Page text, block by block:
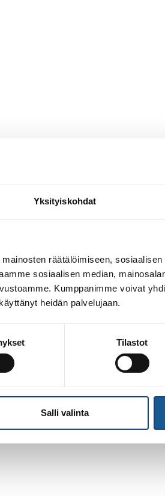
Yksityiskohdat
räätälöimiseen,
sosiaalisen median,
Kumppanimme voivat
heidän palvelujaan.
Tilastot
Salli valinta